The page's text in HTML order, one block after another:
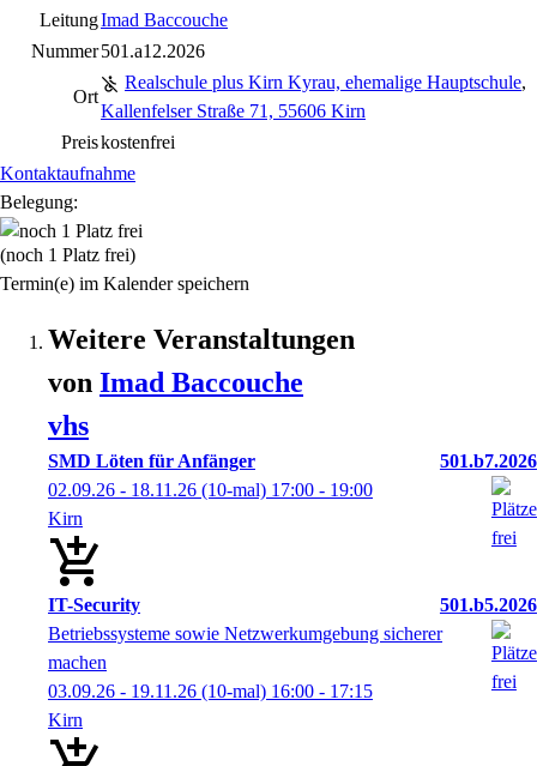
LeitungImad Baccouche
Nummer501.a12.2026
Ort
Realschule plus Kirn Kyrau, ehemalige Hauptschule,
Kallenfelser Straße 71, 55606 Kirn
Preiskostenfrei
Kontaktaufnahme
Belegung:
(noch 1 Platz frei)
Termin(e) im Kalender speichern
Weitere Veranstaltungen
von Imad Baccouche
vhs
SMD Löten für Anfänger
501.b7.2026
02.09.26 - 18.11.26 (10-mal) 17:00 - 19:00
Kirn
IT-Security
501.b5.2026
Betriebssysteme sowie Netzwerkumgebung sicherer
machen
03.09.26 - 19.11.26 (10-mal) 16:00 - 17:15
Kirn